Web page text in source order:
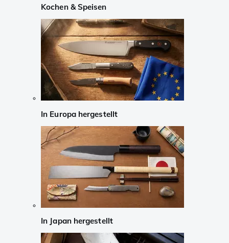
Kochen & Speisen
In Europa hergestellt
In Japan hergestellt